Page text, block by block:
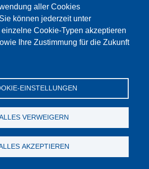
aller Cookies
können jederzeit unter
Cookie-Typen akzeptieren
Ihre Zustimmung für die Zukunft
EINSTELLUNGEN
VERWEIGERN
AKZEPTIEREN
Lokalizacja
Motzener Straße 26 b
12277 Berlin